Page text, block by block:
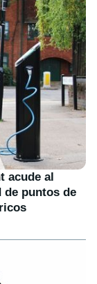
acude al
puntos de